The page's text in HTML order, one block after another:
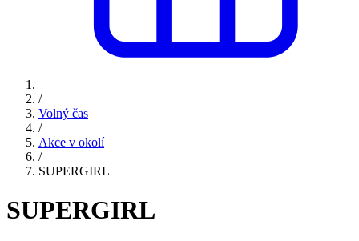
/
Volný čas
/
Akce v okolí
/
SUPERGIRL
SUPERGIRL